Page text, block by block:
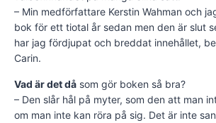
– Min medförfattare Kerstin Wahman och
bok för ett tiotal år sedan men den är slut
har jag fördjupat och breddat innehållet,
Carin.
Vad är det då som gör boken så bra?
– Den slår hål på myter, som den att man
om man inte kan röra på sig. Det är inte